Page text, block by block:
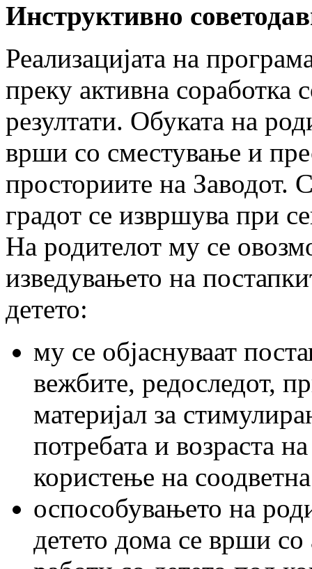
Инструктивно
Реализацијата на
преку активна соработка
резултати. Обуката на
врши со сместување и
просториите на Заводот.
градот се извршува при
На родителот му се
изведувањето на
детето:
му се објаснуваат
вежбите, редоследот,
материјал за
потребата и возраста
користење на
оспособувањето на
детето дома се врши